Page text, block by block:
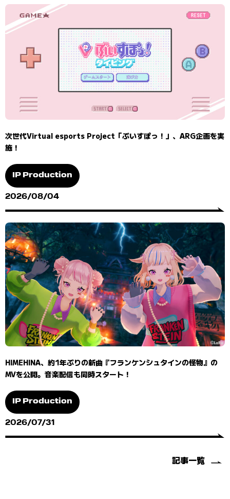
次世代Virtual esports Project「ぶいすぽっ！」、ARG企画を実
施！
IP Production
2026/08/04
HIMEHINA、約1年ぶりの新曲『フランケンシュタインの怪物』の
MVを公開。音楽配信も同時スタート！
IP Production
2026/07/31
記事一覧